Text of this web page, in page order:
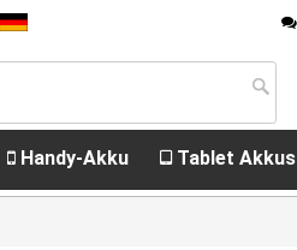
Handy-Akku Tablet Akkus